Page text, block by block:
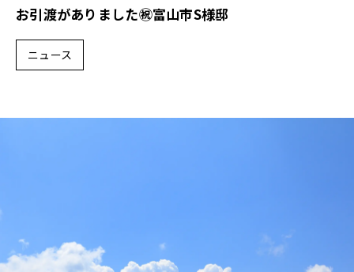
お引渡がありました㊗富山市S様邸
ニュース